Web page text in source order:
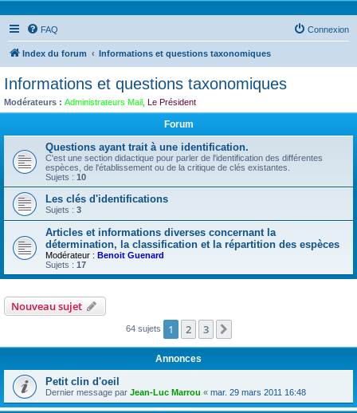
FAQ Connexion
Index du forum Informations et questions taxonomiques
Informations et questions taxonomiques
Modérateurs : Administrateurs Mail Le Président
Forum
Questions ayant trait à une identification.
C'est une section didactique pour parler de l'identification des différentes
espèces, de l'établissement ou de la critique de clés existantes.
Sujets : 10
Les clés d'identifications
Sujets : 3
Articles et informations diverses concernant la
détermination, la classification et la répartition des espèces
Modérateur : Benoit Guenard
Sujets : 17
Nouveau sujet
64 sujets 1 2 3
Annonces
Petit clin d'oeil
Dernier message par Jean-Luc Marrou « mar. 29 mars 2011 16:48